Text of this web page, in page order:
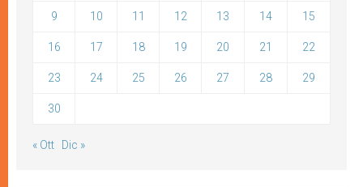
9 10 11 12 13 14 15
16 17 18 19 20 21 22
23 24 25 26 27 28 29
30
« Ott Dic »